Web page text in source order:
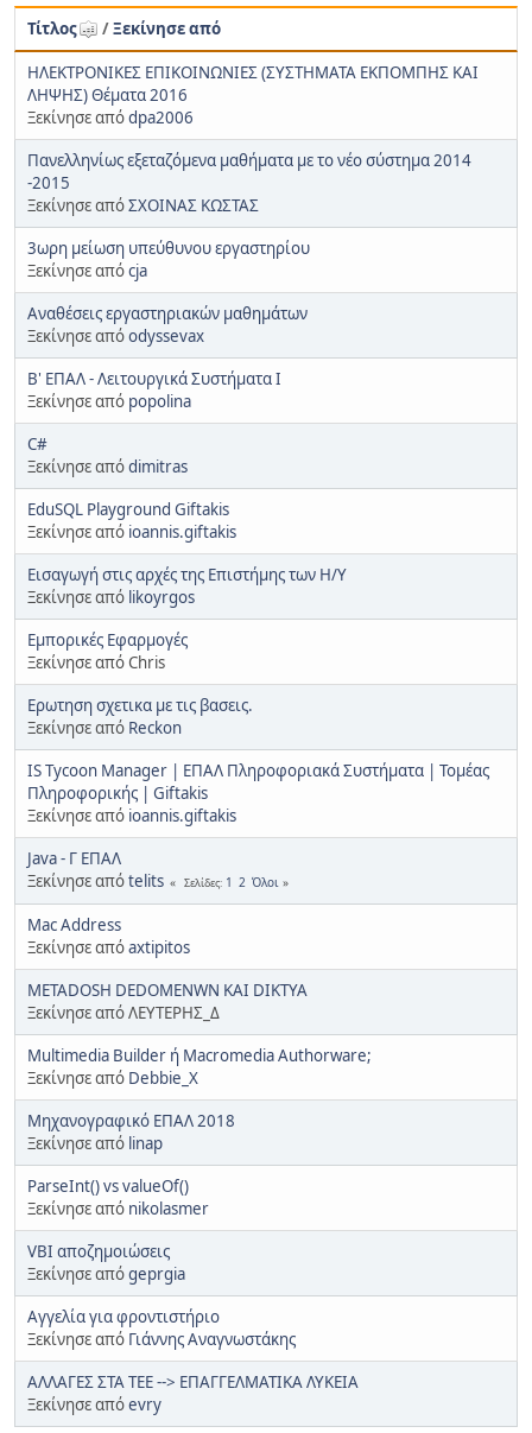
Τίτλος /Ξεκίνησε από
ΗΛΕΚΤΡΟΝΙΚΕΣ ΕΠΙΚΟΙΝΩΝΙΕΣ (ΣΥΣΤΗΜΑΤΑ ΕΚΠΟΜΠΗΣ ΚΑΙ
ΛΗΨΗΣ) Θέματα 2016
Ξεκίνησε απόdpa2006
Πανελληνίως εξεταζόμενα μαθήματα με το νέο σύστημα 2014
-2015
Ξεκίνησε απόΣΧΟΙΝΑΣ ΚΩΣΤΑΣ
3ωρη μείωση υπεύθυνου εργαστηρίου
Ξεκίνησε απόcja
Aναθέσεις εργαστηριακών μαθημάτων
Ξεκίνησε απόodyssevax
B' ΕΠΑΛ - Λειτουργικά Συστήματα Ι
Ξεκίνησε από popolina
C#
Ξεκίνησε απόdimitras
EduSQL Playground Giftakis
Ξεκίνησε από ioannis.giftakis
Eισαγωγή στις αρχές της Eπιστήμης των H/Y
Ξεκίνησε από likoyrgos
Eμπορικές Εφαρμογές
Ξεκίνησε από Chris
Eρωτηση σχετικα με τις βασεις.
Ξεκίνησε από Reckon
IS Tycoon Manager | ΕΠΑΛ Πληροφοριακά Συστήματα | Τομέας
Πληροφορικής | Giftakis
Ξεκίνησε από ioannis.giftakis
Java - Γ ΕΠΑΛ
Ξεκίνησε απόtelits Σελίδες 1 2 Όλοι
Mac Address
Ξεκίνησε απόaxtipitos
METADOSH DEDOMENWN KAI DIKTYA
Ξεκίνησε από ΛΕΥΤΕΡΗΣ_Δ
Multimedia Builder ή Macromedia Authorware;
Ξεκίνησε από Debbie_X
Mηχανογραφικό ΕΠΑΛ 2018
Ξεκίνησε από linap
ParseInt() vs valueOf()
Ξεκίνησε από nikolasmer
VBI αποζημοιώσεις
Ξεκίνησε απόgeprgia
Αγγελία για φροντιστήριο
Ξεκίνησε από Γιάννης Αναγνωστάκης
ΑΛΛΑΓΕΣ ΣΤΑ ΤΕΕ --> ΕΠΑΓΓΕΛΜΑΤΙΚΑ ΛΥΚΕΙΑ
Ξεκίνησε απόevry